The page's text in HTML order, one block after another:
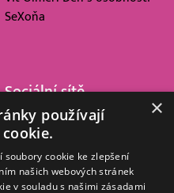
SeXoňa
Sociální sítě
×
používají
soubory cookie ke zlepšení
našich webových stránek
v souladu s našimi zásadami